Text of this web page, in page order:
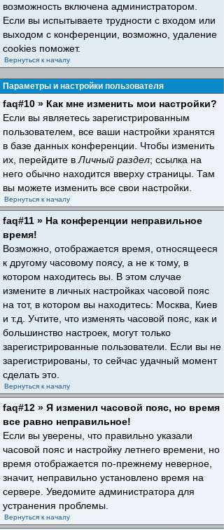
возможность включена администратором.
Если вы испытываете трудности с входом или
выходом с конференции, возможно, удаление
cookies поможет.
Вернуться к началу
Параметры и настройки пользователя
faq#10 » Как мне изменить мои настройки?
Если вы являетесь зарегистрированным
пользователем, все ваши настройки хранятся
в базе данных конференции. Чтобы изменить
их, перейдите в Личный раздел; ссылка на
него обычно находится вверху страницы. Там
вы можете изменить все свои настройки.
Вернуться к началу
faq#11 » На конференции неправильное
время!
Возможно, отображается время, относящееся
к другому часовому поясу, а не к тому, в
котором находитесь вы. В этом случае
измените в личных настройках часовой пояс
на тот, в котором вы находитесь: Москва, Киев
и т.д. Учтите, что изменять часовой пояс, как и
большинство настроек, могут только
зарегистрированные пользователи. Если вы не
зарегистрированы, то сейчас удачный момент
сделать это.
Вернуться к началу
faq#12 » Я изменил часовой пояс, но время
все равно неправильное!
Если вы уверены, что правильно указали
часовой пояс и настройку летнего времени, но
время отображается по-прежнему неверное,
значит, неправильно установлено время на
сервере. Уведомите администратора для
устранения проблемы.
Вернуться к началу